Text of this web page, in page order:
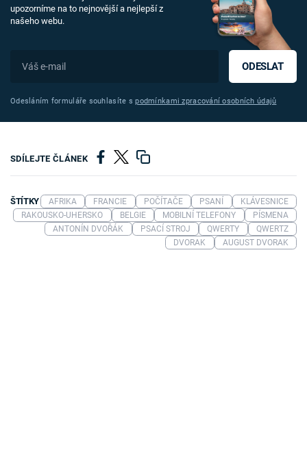
upozorníme na to nejnovější a nejlepší z
našeho webu.
ODESLAT
Odesláním formuláře souhlasíte spodmínkami zpracování osobních údajů
SDÍLEJTE ČLÁNEK
ŠTÍTKY AFRIKA FRANCIE POČÍTAČE PSANÍ
KLÁVESNICE
RAKOUSKO-UHERSKO
BELGIE MOBILNÍ TELEFONY
PÍSMENA
ANTONÍN DVOŘÁK
PSACÍ STROJ QWERTY
QWERTZ
DVORAK
AUGUST DVORAK